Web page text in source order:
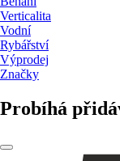
Verticalita
Vodní
Rybářství
Výprodej
Značky
Probíhá